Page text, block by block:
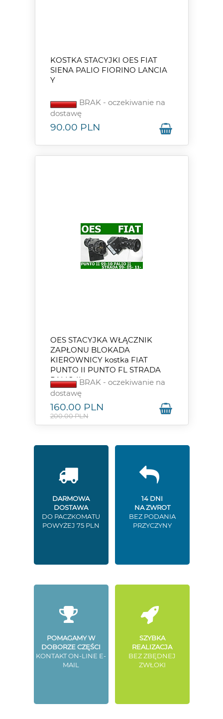
KOSTKA STACYJKI OES FIAT
SIENA PALIO FIORINO LANCIA
Y
BRAK - oczekiwanie na
dostawę
90.00 PLN
OES STACYJKA WŁĄCZNIK
ZAPŁONU BLOKADA
KIEROWNICY kostka FIAT
PUNTO II PUNTO FL STRADA
PALIO IIBRAK - oczekiwanie na
dostawę
160.00 PLN
200.00 PLN
DARMOWA
DOSTAWA
DO PACZKOMATU
POWYŻEJ 75 PLN
14 DNI
NA ZWROT
BEZ PODANIA
PRZYCZYNY
POMAGAMY W
DOBORZE CZĘŚCI
KONTAKT ON-LINE E-
MAIL
SZYBKA
REALIZACJA
BEZ ZBĘDNEJ
ZWŁOKI